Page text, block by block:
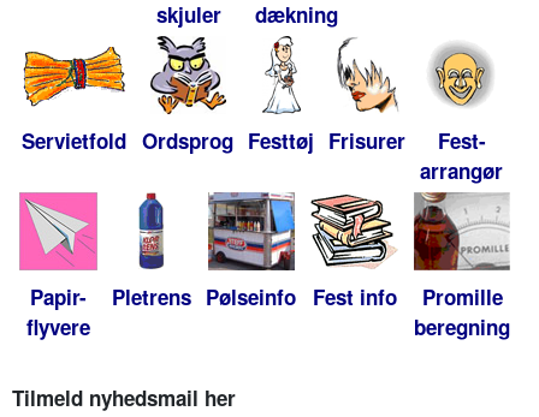
skjuler dækning
Servietfold Ordsprog Festtøj Frisurer
Fest-
arrangør
Papir-
flyvere
Pletrens Pølseinfo Fest info
Promille
beregning
Tilmeld nyhedsmail her